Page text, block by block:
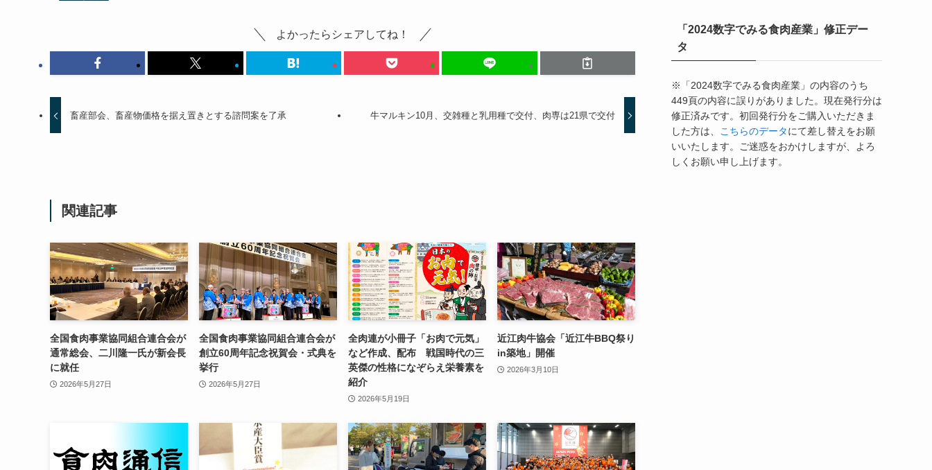
よかったらシェアしてね！
畜産部会、畜産物価格を据え置きとする諮問案を了承 牛マルキン10月、交雑種と乳用種で交付、肉専は21県で交付
関連記事
全国食肉事業協同組合連合会が
通常総会、二川隆一氏が新会長
に就任
2026年5月27日
全国食肉事業協同組合連合会が
創立60周年記念祝賀会・式典を
挙行
2026年5月27日
全肉連が小冊子「お肉で元気」
など作成、配布 戦国時代の三
英傑の性格になぞらえ栄養素を
紹介
2026年5月19日
近江肉牛協会「近江牛BBQ祭り
in築地」開催
2026年3月10日
「2024数字でみる食肉産業」修正デー
タ
※「2024数字でみる食肉産業」の内容のうち
449頁の内容に誤りがありました。現在発行分は
修正済みです。初回発行分をご購入いただきま
した方は、
こちらのデータにて差し替えをお願
いいたします。ご迷惑をおかけしますが、よろ
しくお願い申し上げます。